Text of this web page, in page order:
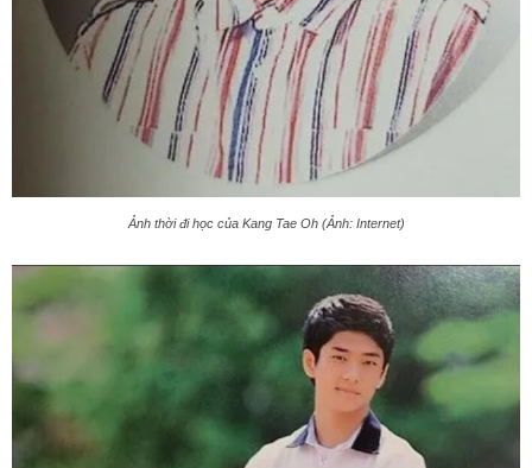
Ảnh thời đi học của Kang Tae Oh (Ảnh: Internet)